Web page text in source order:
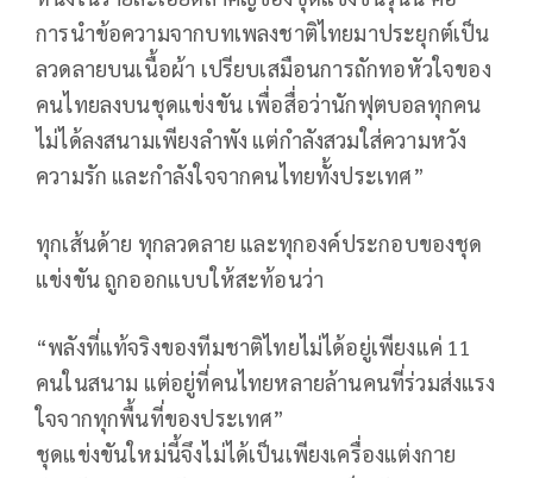
การนำข้อความจากบทเพลงชาติไทยมาประยุกต์เป็น
ลวดลายบนเนื้อผ้า เปรียบเสมือนการถักทอหัวใจของ
คนไทยลงบนชุดแข่งขัน เพื่อสื่อว่านักฟุตบอลทุกคน
ไม่ได้ลงสนามเพียงลำพัง แต่กำลังสวมใส่ความหวัง
ความรัก และกำลังใจจากคนไทยทั้งประเทศ”
ทุกเส้นด้าย ทุกลวดลาย และทุกองค์ประกอบของชุด
แข่งขัน ถูกออกแบบให้สะท้อนว่า
“พลังที่แท้จริงของทีมชาติไทยไม่ได้อยู่เพียงแค่ 11
คนในสนาม แต่อยู่ที่คนไทยหลายล้านคนที่ร่วมส่งแรง
ใจจากทุกพื้นที่ของประเทศ”
ชุดแข่งขันใหม่นี้จึงไม่ได้เป็นเพียงเครื่องแต่งกาย